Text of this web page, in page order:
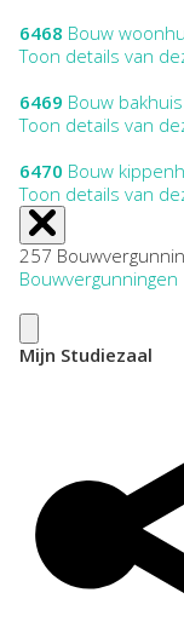
6468 Bouw
Toon details van
6469 Bouw
Toon details van
6470 Bouw
Toon details van
257
Bouwvergunningen
Mijn Studiezaal